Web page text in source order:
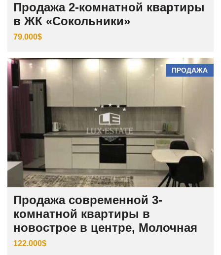
Продажа 2-комнатной квартиры
в ЖК «Сокольники»
79.000$
ПРОДАЖА
Продажа современной 3-
комнатной квартиры в
новострое в центре, Молочная
122.000$